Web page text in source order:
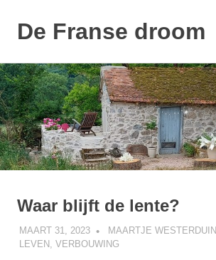
Naar
de
inhoud
springen
De Franse droom
huisje
Waar blijft de lente?
MAART 31, 2023 MAARTJE WESTERDUIN
LEVEN
VERBOUWING